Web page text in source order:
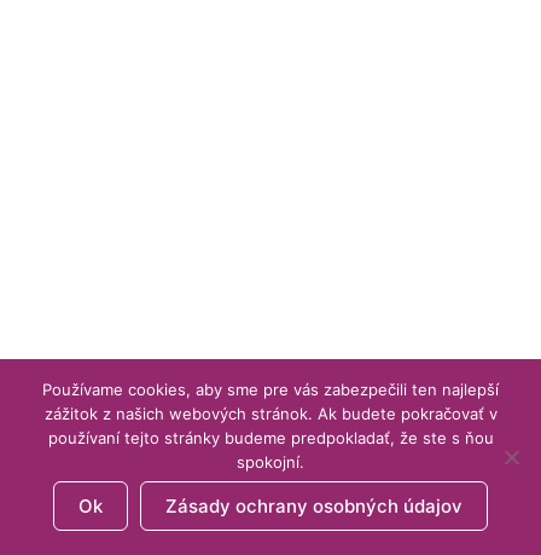
Používame cookies, aby sme pre vás zabezpečili ten najlepší
zážitok z našich webových stránok. Ak budete pokračovať v
používaní tejto stránky budeme predpokladať, že ste s ňou
spokojní.
Ok Zásady ochrany osobných údajov